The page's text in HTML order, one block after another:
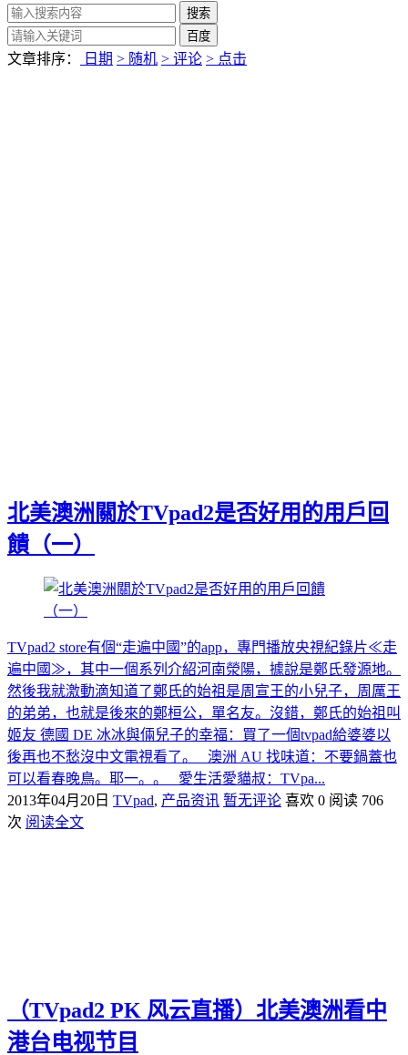
文章排序： 日期 > 随机 > 评论 > 点击
北美澳洲關於TVpad2是否好用的用戶回
饋（一）
TVpad2 store有個“走遍中國”的app，專門播放央視紀錄片≪走
遍中國≫，其中一個系列介紹河南滎陽，據說是鄭氏發源地。
然後我就激動滴知道了鄭氏的始祖是周宣王的小兒子，周厲王
的弟弟，也就是後來的鄭桓公，單名友。沒錯，鄭氏的始祖叫
姬友 德國 DE 冰冰與倆兒子的幸福：買了一個tvpad給婆婆以
後再也不愁沒中文電視看了。 澳洲 AU 找味道：不要鍋蓋也
可以看春晚鳥。耶一。。 愛生活愛貓叔：TVpa...
2013年04月20日 TVpad, 产品资讯 暂无评论 喜欢 0 阅读 706
次 阅读全文
（TVpad2 PK 风云直播）北美澳洲看中
港台电视节目